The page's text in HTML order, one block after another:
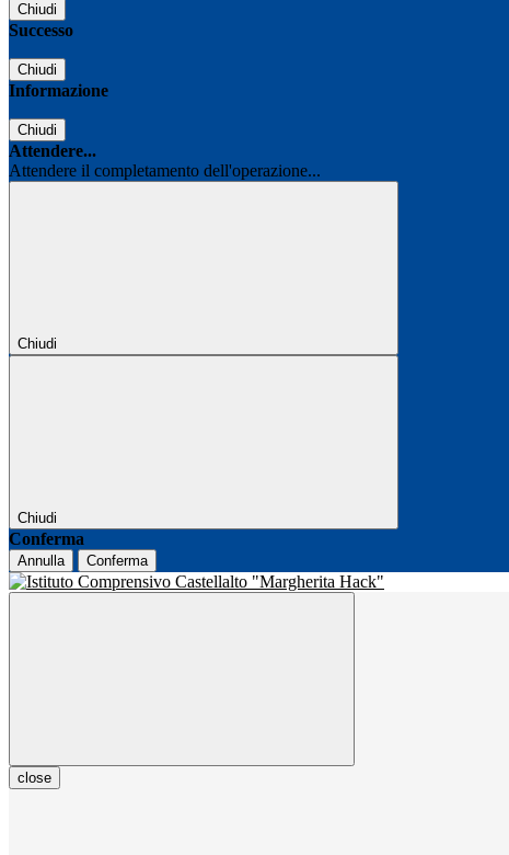
Chiudi
Successo
Chiudi
Informazione
Chiudi
Attendere...
Attendere il completamento dell'operazione...
Chiudi
Chiudi
Conferma
Annulla Conferma
close